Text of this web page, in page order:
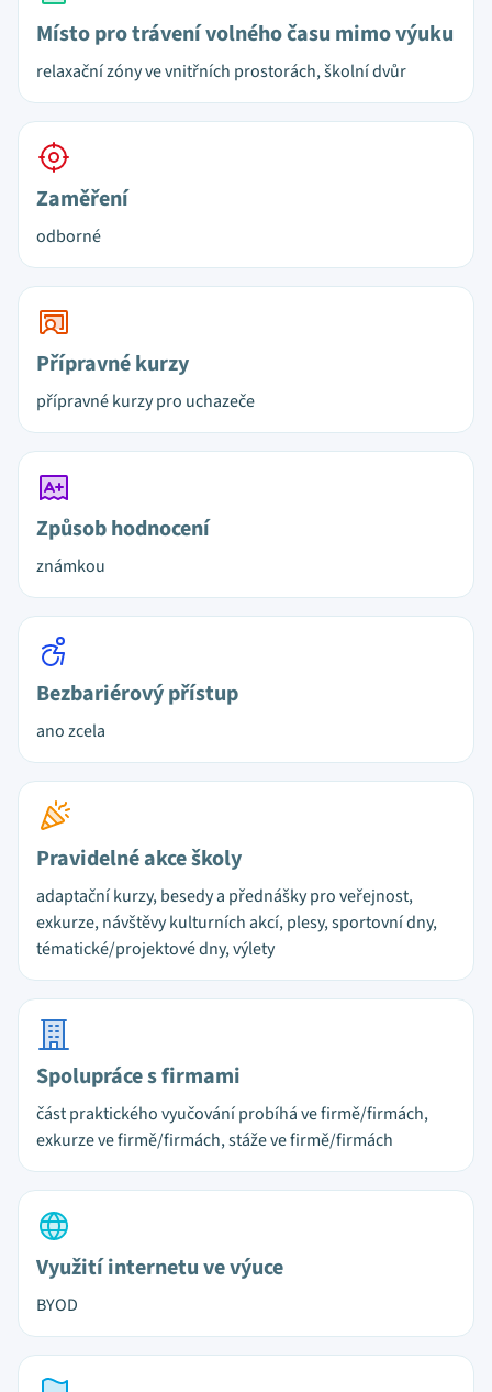
Místo pro trávení volného času mimo výuku
relaxační zóny ve vnitřních prostorách, školní dvůr
Zaměření
odborné
Přípravné kurzy
přípravné kurzy pro uchazeče
Způsob hodnocení
známkou
Bezbariérový přístup
ano zcela
Pravidelné akce školy
adaptační kurzy, besedy a přednášky pro veřejnost,
exkurze, návštěvy kulturních akcí, plesy, sportovní dny,
tématické/projektové dny, výlety
Spolupráce s firmami
část praktického vyučování probíhá ve firmě/firmách,
exkurze ve firmě/firmách, stáže ve firmě/firmách
Využití internetu ve výuce
BYOD